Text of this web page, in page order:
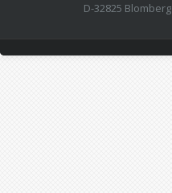
D-32825 Blomberg